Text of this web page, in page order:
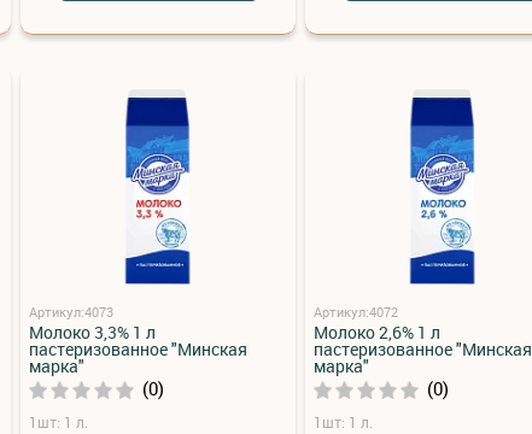
Артикул:4073
Молоко 3,3% 1 л
пастеризованное "Минская
марка"
(0)
1шт: 1 л.
Артикул:4072
Молоко 2,6% 1 л
пастеризованное "Минская
марка"
(0)
1шт: 1 л.